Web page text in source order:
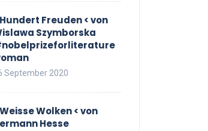
Hundert Freuden < von
Szymborska
September 2020
Wolken < von
Hesse